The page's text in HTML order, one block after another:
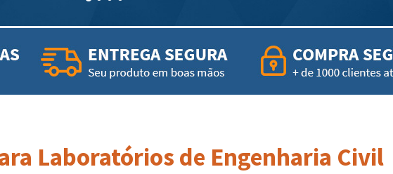
Laboratórios de Engenharia Civil